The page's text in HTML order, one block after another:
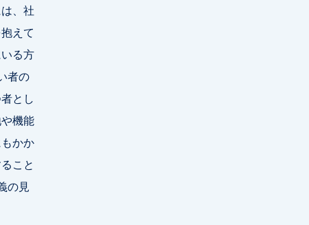
、社
えて
る方
者の
とし
機能
かか
こと
の見